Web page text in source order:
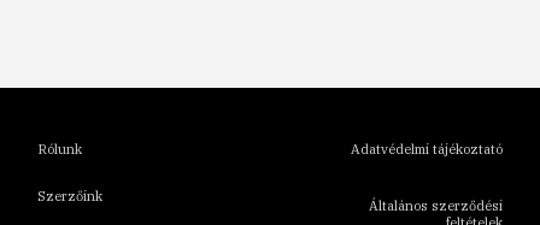
Rólunk
Szerzőink
Adatvédelmi tájékoztató
Általános szerződési